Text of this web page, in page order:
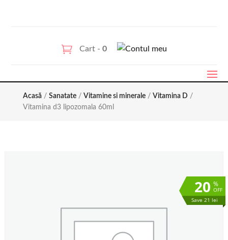
Cart - 0
Acasă/ Sanatate/ Vitamine si minerale/ Vitamina D /
Vitamina d3 lipozomala 60ml
%
OFF
20
Save 21 lei